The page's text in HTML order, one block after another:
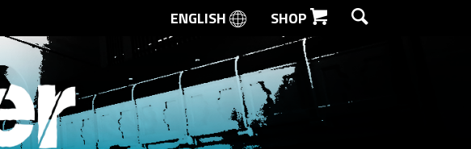
SØG
ENGLISH SHOP